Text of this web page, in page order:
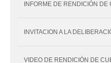
INFORME DE RENDICIÓN DE
INVITACION A LA
VIDEO DE RENDICIÓN DE